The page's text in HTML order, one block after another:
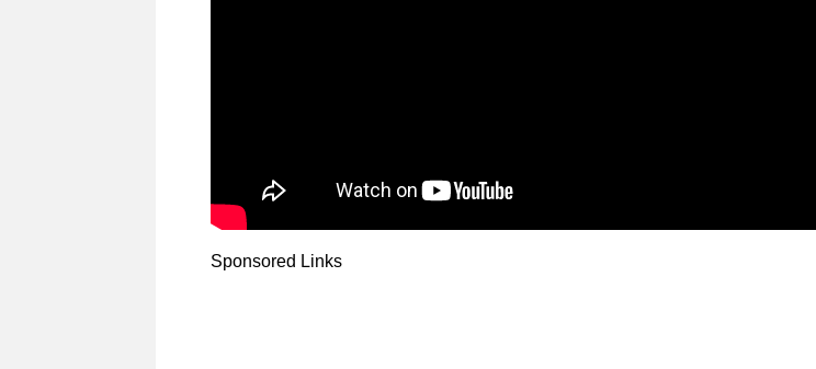
Sponsored Links